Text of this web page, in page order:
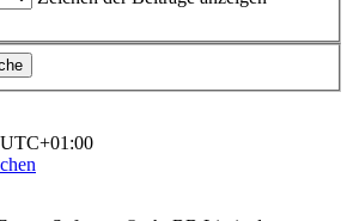
UTC+01:00